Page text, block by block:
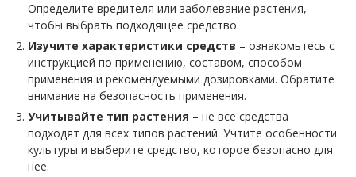
Определите вредителя или заболевание растения,
чтобы выбрать подходящее средство.
Изучите характеристики средств – ознакомьтесь с
инструкцией по применению, составом, способом
применения и рекомендуемыми дозировками. Обратите
внимание на безопасность применения.
Учитывайте тип растения – не все средства
подходят для всех типов растений. Учтите особенности
культуры и выберите средство, которое безопасно для
нее.